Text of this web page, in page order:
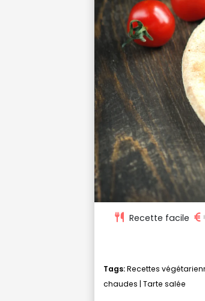
Recette facile
Tags:Recettes
chaudes | Tarte salée